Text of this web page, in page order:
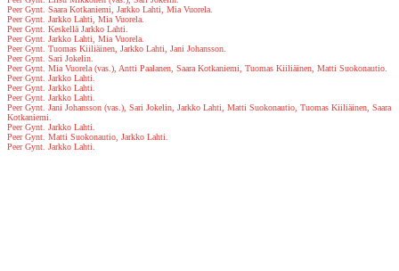
Peer Gynt. Saara Kotkaniemi, Jarkko Lahti, Mia Vuorela.
Peer Gynt. Jarkko Lahti, Mia Vuorela.
Peer Gynt. Keskellä Jarkko Lahti.
Peer Gynt. Jarkko Lahti, Mia Vuorela.
Peer Gynt. Tuomas Kiiliäinen, Jarkko Lahti, Jani Johansson.
Peer Gynt. Sari Jokelin.
Peer Gynt. Mia Vuorela (vas.), Antti Paalanen, Saara Kotkaniemi, Tuomas Kiiliäinen, Matti Suokonautio.
Peer Gynt. Jarkko Lahti.
Peer Gynt. Jarkko Lahti.
Peer Gynt. Jarkko Lahti.
Peer Gynt. Jani Johansson (vas.), Sari Jokelin, Jarkko Lahti, Matti Suokonautio, Tuomas Kiiliäinen, Saara
Kotkaniemi.
Peer Gynt. Jarkko Lahti.
Peer Gynt. Matti Suokonautio, Jarkko Lahti.
Peer Gynt. Jarkko Lahti.